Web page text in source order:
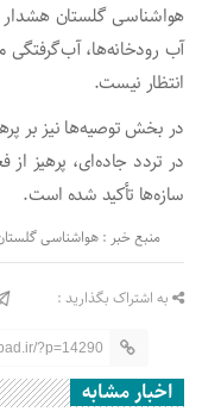
هواشناسی گلستان هشدار
آب رودخانه‌ها،
انتظار نیست.
در بخش توصیه‌ها نیز بر
در تردد جاده‌ای، پرهیز
سازه‌ها تأکید شده است.
منبع خبر : هواشناسی
به اشتراک بگذارید :
?p=14290
اخبار مشابه